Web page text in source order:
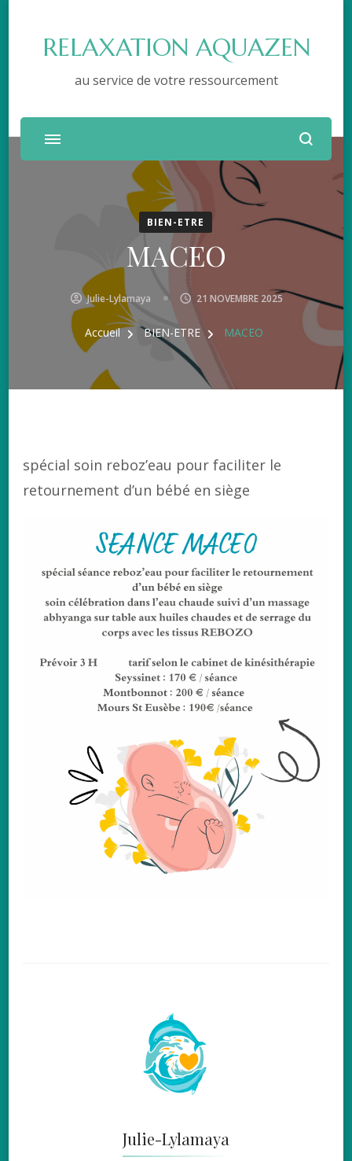
RELAXATION AQUAZEN
au service de votre ressourcement
BIEN-ETRE
MACEO
Julie-Lylamaya 21 NOVEMBRE 2025
Accueil BIEN-ETRE MACEO
spécial soin reboz’eau pour faciliter le
retournement d’un bébé en siège
Julie-Lylamaya